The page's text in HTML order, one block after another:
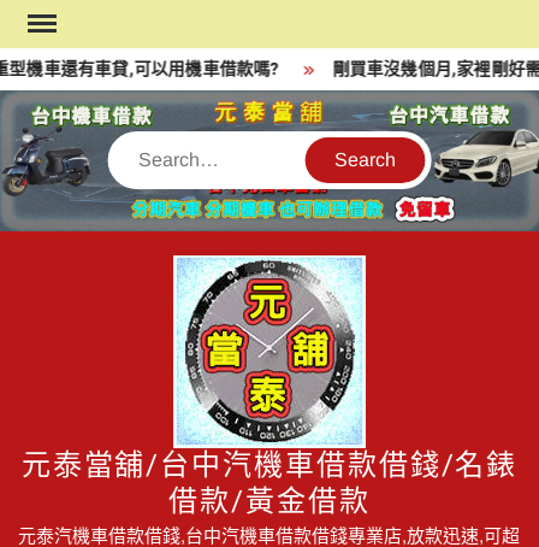
Skip
to
content
機車還有車貸,可以用機車借款嗎? 剛買車沒幾個月,家裡剛好
Search
元泰當舖/台中汽機車借款借錢/名錶
借款/黃金借款
元泰汽機車借款借錢,台中汽機車借款借錢專業店,放款迅速,可超